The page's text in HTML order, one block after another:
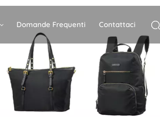
Domande Frequenti Contattaci